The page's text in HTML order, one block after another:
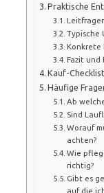
Praktische
Typische
Konkrete
Fazit und
Kauf-
Häufige
Ab
Sind
Worauf
achten?
Wie
richtig?
Gibt es
auf die